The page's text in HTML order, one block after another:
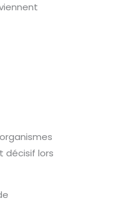
décisif lors